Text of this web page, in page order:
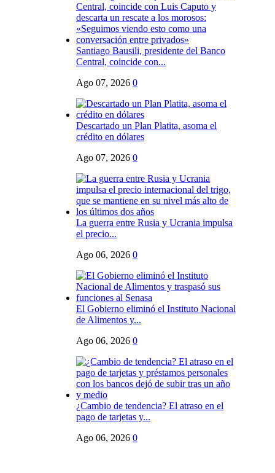
Santiago Bausili, presidente del Banco
Central, coincide con...
Ago 07, 2026 0
Descartado un Plan Platita, asoma el
crédito en dólares
Ago 07, 2026 0
La guerra entre Rusia y Ucrania impulsa
el precio...
Ago 06, 2026 0
El Gobierno eliminó el Instituto Nacional
de Alimentos y...
Ago 06, 2026 0
¿Cambio de tendencia? El atraso en el
pago de tarjetas y...
Ago 06, 2026 0